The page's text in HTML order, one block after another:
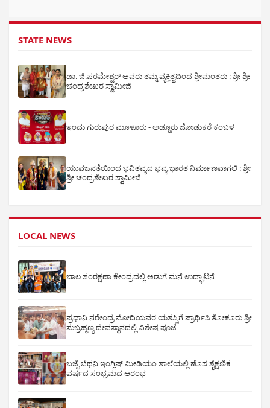
STATE NEWS
ಡಾ. ಜಿ.ಪರಮೇಶ್ವರ್ ಅವರು ತಮ್ಮ ವ್ಯಕ್ತಿತ್ವದಿಂದ ಶ್ರೀಮಂತರು : ಶ್ರೀ ಶ್ರೀ
ಚಂದ್ರಶೇಖರ ಸ್ವಾಮೀಜಿ
ಇಂದು ಗುರುಪುರ ಮೂಳೂರು - ಅಡ್ಡೂರು ಜೋಡುಕರೆ ಕಂಬಳ
ಯುವಜನತೆಯಿಂದ ಭವಿತವ್ಯದ ಭವ್ಯ ಭಾರತ ನಿರ್ಮಾಣವಾಗಲಿ : ಶ್ರೀ
ಶ್ರೀ ಚಂದ್ರಶೇಖರ ಸ್ವಾಮೀಜಿ
LOCAL NEWS
ಬಾಲ ಸಂರಕ್ಷಣಾ ಕೇಂದ್ರದಲ್ಲಿ ಅಡುಗೆ ಮನೆ ಉದ್ಘಾಟನೆ
ಪ್ರಧಾನಿ ನರೇಂದ್ರ ಮೋದಿಯವರ ಯಶಸ್ಸಿಗೆ ಪ್ರಾರ್ಥಿಸಿ ತೋಕೂರು ಶ್ರೀ
ಸುಬ್ರಹ್ಮಣ್ಯ ದೇವಸ್ಥಾನದಲ್ಲಿ ವಿಶೇಷ ಪೂಜೆ
ಬಜ್ಪೆ ಬೆಥನಿ ಇಂಗ್ಲಿಷ್ ಮೀಡಿಯಂ ಶಾಲೆಯಲ್ಲಿ ಹೊಸ ಶೈಕ್ಷಣಿಕ
ವರ್ಷದ ಸಂಭ್ರಮದ ಆರಂಭ